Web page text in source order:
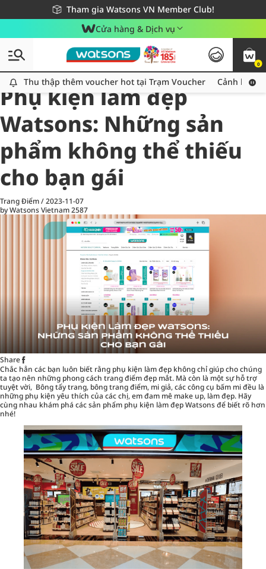
Tham gia Watsons VN Member Club!
Miễn phí giao hàng cho đơn hàng từ 249,000Đ
Giao hàng nhanh 24h - Áp dụng khu vực TP. Hồ Chí Minh
Cửa hàng & Dịch vụ
0
Thu thập thêm voucher hot tại Trạm Voucher
Thu thập thêm voucher hot tại Trạm Voucher Cảnh báo
All
Chăm Sóc Cá Nhân
Phụ kiện làm đẹp
Watsons: Những sản
phẩm không thể thiếu
cho bạn gái
Trang Điểm/2023-11-07
by Watsons Vietnam2587
Share
Chắc hẳn các bạn luôn biết rằng phụ kiện làm đẹp không chỉ giúp cho chúng
ta tạo nên những phong cách trang điểm đẹp mắt. Mà còn là một sự hỗ trợ
tuyệt vời, Bông tẩy trang, bông trang điểm, mi giả, các công cụ bấm mi đều là
những phụ kiện yêu thích của các chị, em đam mê make up, làm đẹp. Hãy
cùng nhau khám phá các sản phẩm phụ kiện làm đẹp Watsons để biết rõ hơn
nhé!